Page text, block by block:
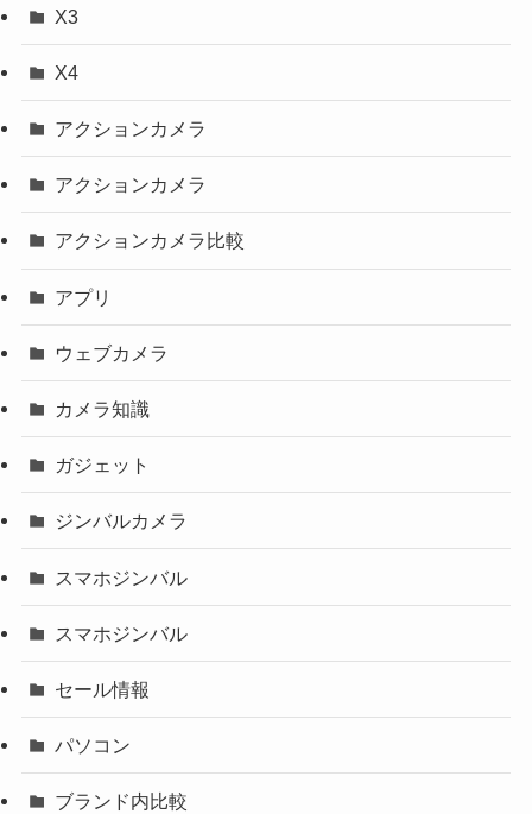
X3
X4
アクションカメラ
アクションカメラ
アクションカメラ比較
アプリ
ウェブカメラ
カメラ知識
ガジェット
ジンバルカメラ
スマホジンバル
スマホジンバル
セール情報
パソコン
ブランド内比較